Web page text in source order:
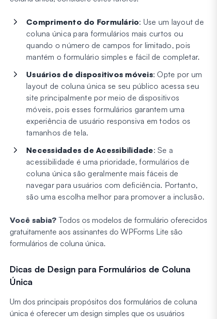
Comprimento do Formulário: Use um layout de
coluna única para formulários mais curtos ou
quando o número de campos for limitado, pois
mantém o formulário simples e fácil de completar.
Usuários de dispositivos móveis: Opte por um
layout de coluna única se seu público acessa seu
site principalmente por meio de dispositivos
móveis, pois esses formulários garantem uma
experiência de usuário responsiva em todos os
tamanhos de tela.
Necessidades de Acessibilidade: Se a
acessibilidade é uma prioridade, formulários de
coluna única são geralmente mais fáceis de
navegar para usuários com deficiência. Portanto,
são uma escolha melhor para promover a inclusão.
Você sabia? Todos os modelos de formulário oferecidos
gratuitamente aos assinantes do WPForms Lite são
formulários de coluna única.
Dicas de Design para Formulários de Coluna
Única
Um dos principais propósitos dos formulários de coluna
única é oferecer um design simples que os usuários